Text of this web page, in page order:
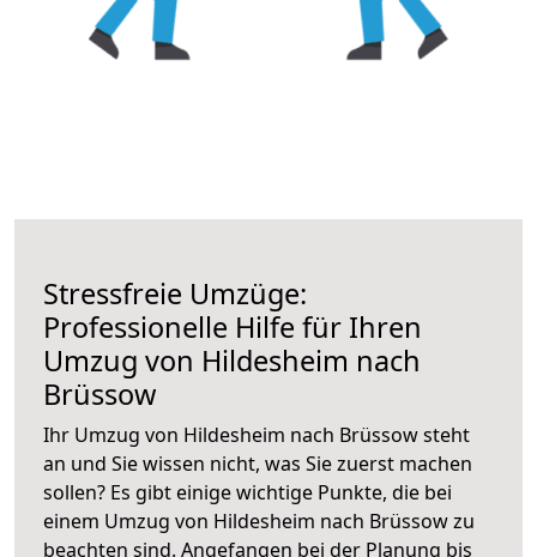
Stressfreie Umzüge:
Professionelle Hilfe für Ihren
Umzug von Hildesheim nach
Brüssow
Ihr Umzug von Hildesheim nach Brüssow steht
an und Sie wissen nicht, was Sie zuerst machen
sollen? Es gibt einige wichtige Punkte, die bei
einem Umzug von Hildesheim nach Brüssow zu
beachten sind. Angefangen bei der Planung bis